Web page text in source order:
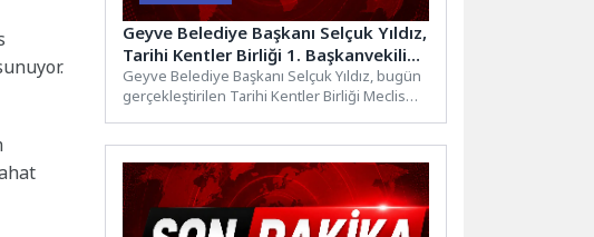
Geyve Belediye Başkanı Selçuk Yıldız,
Tarihi Kentler Birliği 1. Başkanvekili
Seçildi
Geyve Belediye Başkanı Selçuk Yıldız, bugün
gerçekleştirilen Tarihi Kentler Birliği Meclis